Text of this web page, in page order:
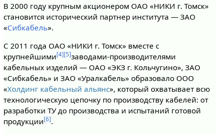
В 2000 году крупным акционером ОАО «НИКИ г. Томск»
становится исторический партнер института — ЗАО
«Сибкабель».
С 2011 года ОАО «НИКИ г. Томск» вместе с
крупнейшими[4][5]заводами-производителями
кабельных изделий — ОАО «ЭКЗ г. Кольчугино», ЗАО
«Сибкабель» и ЗАО «Уралкабель» образовало ООО
«Холдинг кабельный альянс», который охватывает всю
технологическую цепочку по производству кабелей: от
разработки ТУ до производства и испытаний готовой
продукции[6].